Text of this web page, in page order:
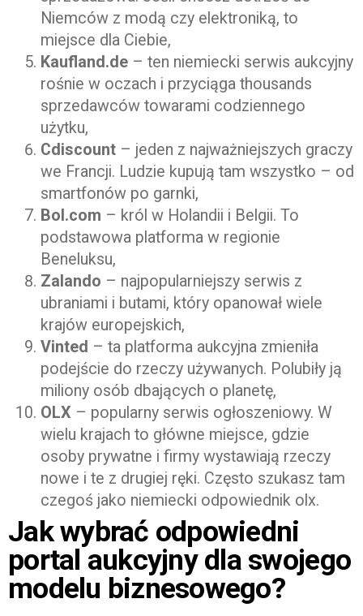
Niemców z modą czy elektroniką, to
miejsce dla Ciebie,
Kaufland.de – ten niemiecki serwis aukcyjny
rośnie w oczach i przyciąga thousands
sprzedawców towarami codziennego
użytku,
Cdiscount – jeden z najważniejszych graczy
we Francji. Ludzie kupują tam wszystko – od
smartfonów po garnki,
Bol.com – król w Holandii i Belgii. To
podstawowa platforma w regionie
Beneluksu,
Zalando – najpopularniejszy serwis z
ubraniami i butami, który opanował wiele
krajów europejskich,
Vinted – ta platforma aukcyjna zmieniła
podejście do rzeczy używanych. Polubiły ją
miliony osób dbających o planetę,
OLX – popularny serwis ogłoszeniowy. W
wielu krajach to główne miejsce, gdzie
osoby prywatne i firmy wystawiają rzeczy
nowe i te z drugiej ręki. Często szukasz tam
czegoś jako niemiecki odpowiednik olx.
Jak wybrać odpowiedni
portal aukcyjny dla swojego
modelu biznesowego?